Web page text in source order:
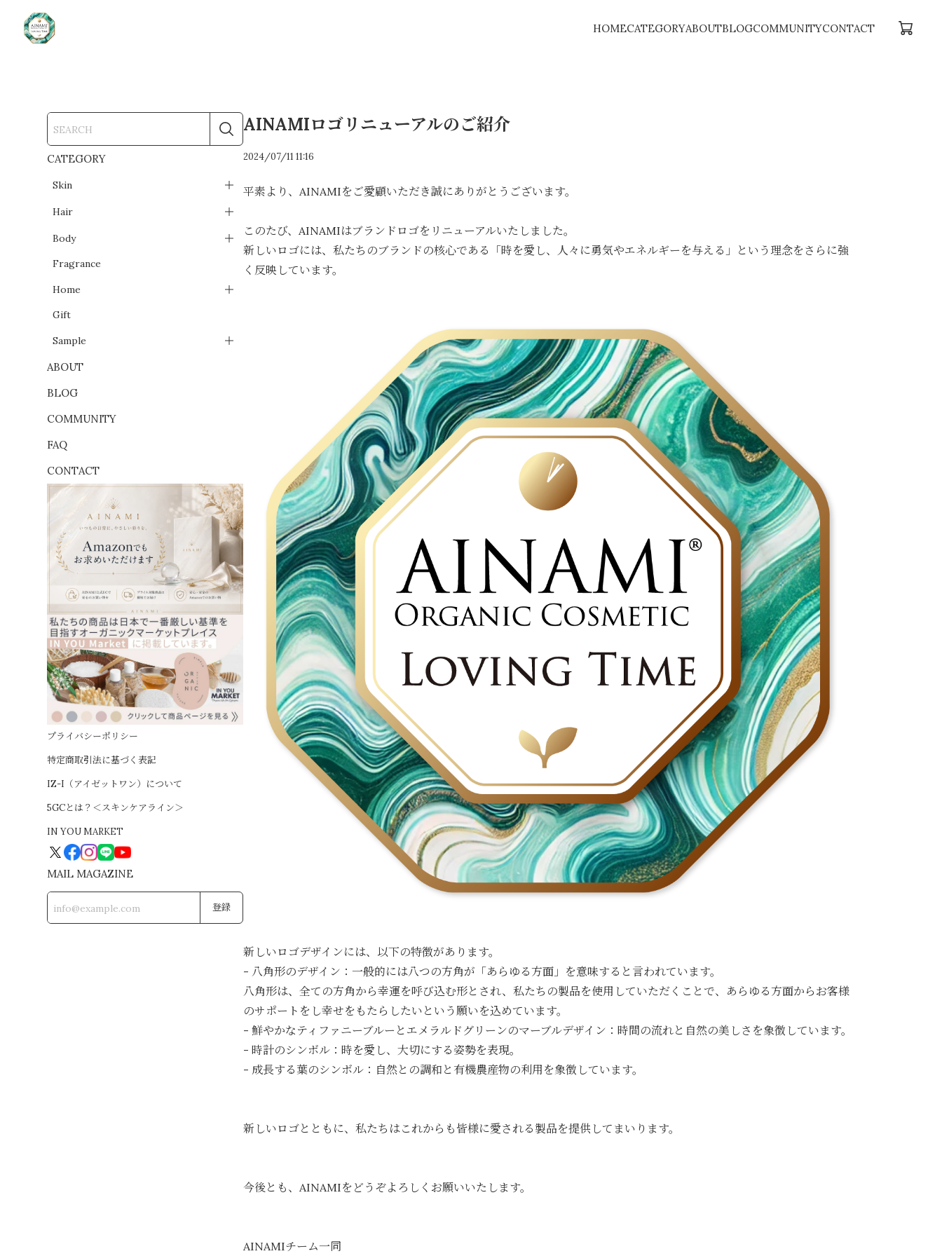
HOMECATEGORYABOUTBLOGCOMMUNITYCONTACT
CATEGORY
Skin
Hair
Body
Fragrance
Home
Gift
Sample
ABOUT
BLOG
COMMUNITY
FAQ
CONTACT
プライバシーポリシー
特定商取引法に基づく表記
IZ-I（アイゼットワン）について
5GCとは？＜スキンケアライン＞
IN YOU MARKET
MAIL MAGAZINE
登録
AINAMIロゴリニューアルのご紹介
2024/07/11 11:16
平素より、AINAMIをご愛顧いただき誠にありがとうございます。
このたび、AINAMIはブランドロゴをリニューアルいたしました。
新しいロゴには、私たちのブランドの核心である「時を愛し、人々に勇気やエネルギーを与える」という理念をさらに強
く反映しています。
新しいロゴデザインには、以下の特徴があります。
- 八角形のデザイン：一般的には八つの方角が「あらゆる方面」を意味すると言われています。
八角形は、全ての方角から幸運を呼び込む形とされ、私たちの製品を使用していただくことで、あらゆる方面からお客様
のサポートをし幸せをもたらしたいという願いを込めています。
- 鮮やかなティファニーブルーとエメラルドグリーンのマーブルデザイン：時間の流れと自然の美しさを象徴しています。
- 時計のシンボル：時を愛し、大切にする姿勢を表現。
- 成長する葉のシンボル：自然との調和と有機農産物の利用を象徴しています。
新しいロゴとともに、私たちはこれからも皆様に愛される製品を提供してまいります。
今後とも、AINAMIをどうぞよろしくお願いいたします。
AINAMIチーム一同